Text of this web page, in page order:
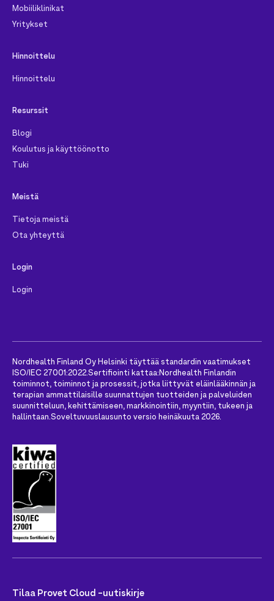
Mobiiliklinikat
Yritykset
Hinnoittelu
Hinnoittelu
Resurssit
Blogi
Koulutus ja käyttöönotto
Tuki
Meistä
Tietoja meistä
Ota yhteyttä
Login
Login
Nordhealth Finland Oy Helsinki täyttää standardin vaatimukset
ISO/IEC 27001:2022.Sertifiointi kattaa:Nordhealth Finlandin
toiminnot, toiminnot ja prosessit, jotka liittyvät eläinlääkinnän ja
terapian ammattilaisille suunnattujen tuotteiden ja palveluiden
suunnitteluun, kehittämiseen, markkinointiin, myyntiin, tukeen ja
hallintaan.Soveltuvuuslausunto versio heinäkuuta 2026.
Tilaa Provet Cloud -uutiskirje